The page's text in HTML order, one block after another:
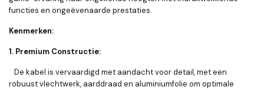
functies en ongeëvenaarde prestaties.
Kenmerken:
1. Premium Constructie:
De kabel is vervaardigd met aandacht voor detail, met een
robuust vlechtwerk, aarddraad en aluminiumfolie om optimale